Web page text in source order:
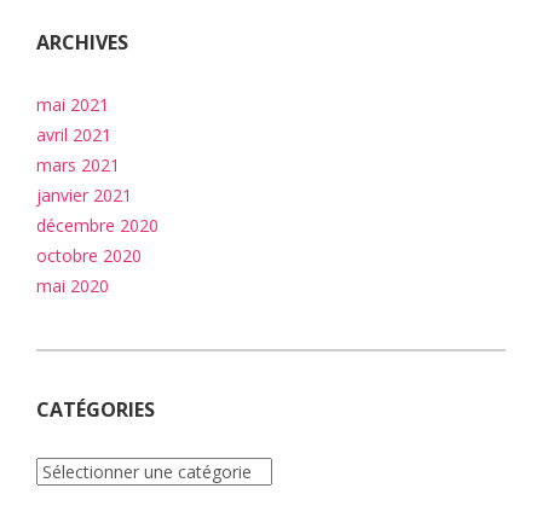
ARCHIVES
mai 2021
avril 2021
mars 2021
janvier 2021
décembre 2020
octobre 2020
mai 2020
CATÉGORIES
Catégories